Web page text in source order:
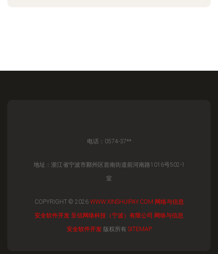
电话：0574-37**
地址：浙江省宁波市鄞州区首南街道前河南路1016号502-1
室
COPYRIGHT © 2026 WWW.XINSHUIPAY.COM 网络与信息
安全软件开发 呈信网络科技（宁波）有限公司 网络与信息
安全软件开发版权所有 SITEMAP